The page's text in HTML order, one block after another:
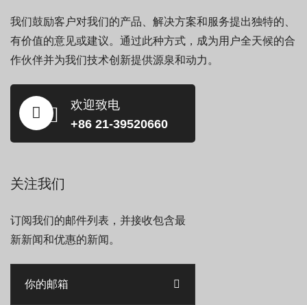
我们鼓励客户对我们的产品、解决方案和服务提出独特的、
有价值的意见或建议。通过此种方式，成为用户全天候的合
作伙伴并为我们技术创新提供源泉和动力。
欢迎致电
+86 21-39520660
关注我们
订阅我们的邮件列表，并接收包含最
新新闻和优惠的新闻。